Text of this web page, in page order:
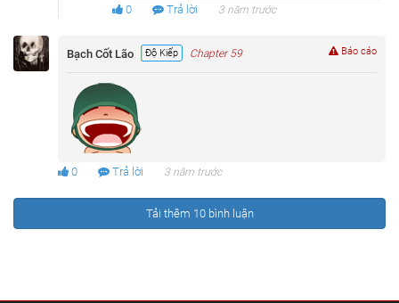
0 Trả lời 3 năm trước
Bạch Cốt Lão Độ Kiếp Chapter 59
0 Trả lời 3 năm trước
Báo cáo
Tải thêm 10 bình luận